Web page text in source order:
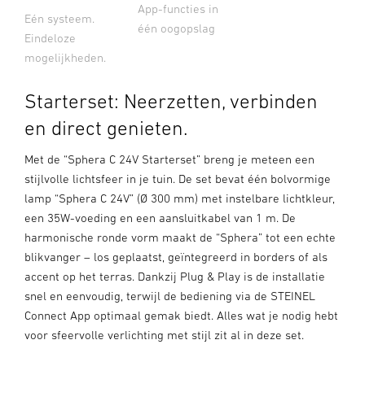
Eén systeem.
Eindeloze
mogelijkheden.
App-functies in
één oogopslag
Starterset: Neerzetten, verbinden
en direct genieten.
Met de “Sphera C 24V Starterset” breng je meteen een
stijlvolle lichtsfeer in je tuin. De set bevat één bolvormige
lamp “Sphera C 24V” (Ø 300 mm) met instelbare lichtkleur,
een 35W-voeding en een aansluitkabel van 1 m. De
harmonische ronde vorm maakt de “Sphera” tot een echte
blikvanger – los geplaatst, geïntegreerd in borders of als
accent op het terras. Dankzij Plug & Play is de installatie
snel en eenvoudig, terwijl de bediening via de STEINEL
Connect App optimaal gemak biedt. Alles wat je nodig hebt
voor sfeervolle verlichting met stijl zit al in deze set.